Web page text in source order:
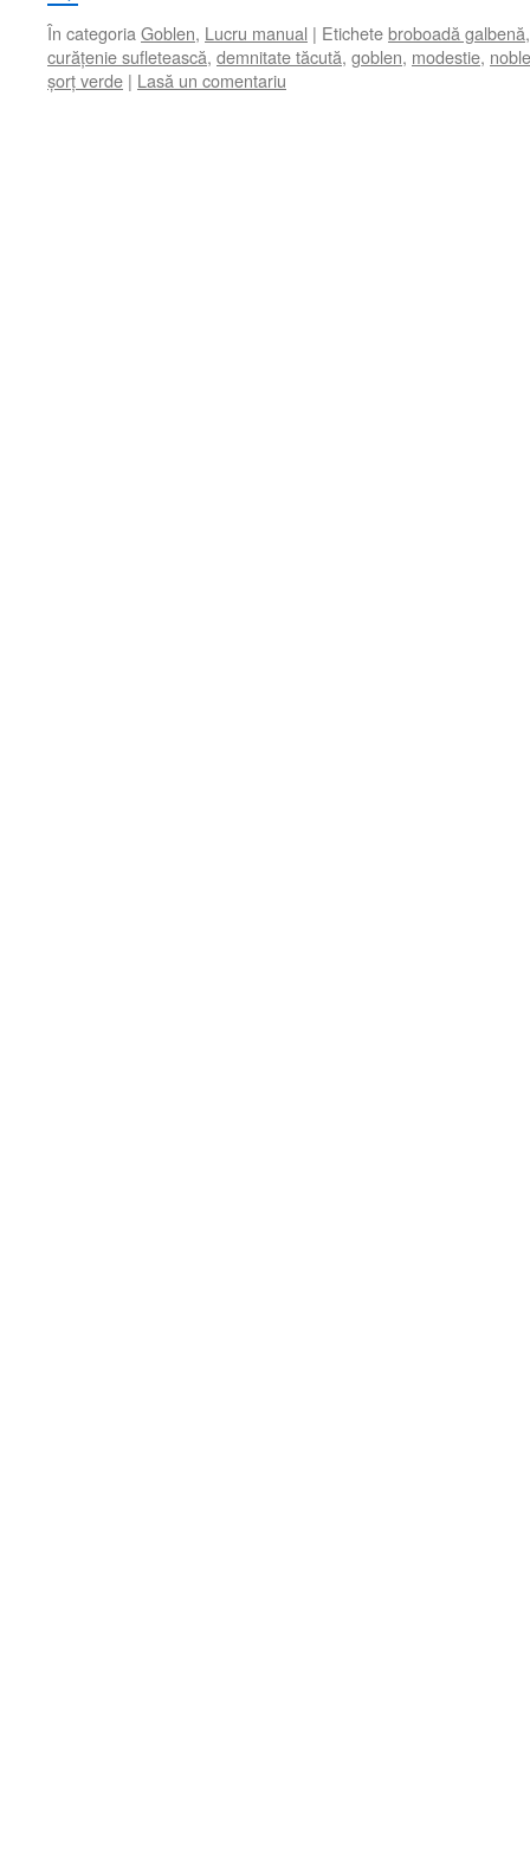
În categoria Goblen, Lucru manual | Etichetebroboadă galbenă
curățenie sufletească, demnitate tăcută, goblen, modestie,
șorț verde | Lasă un comentariu